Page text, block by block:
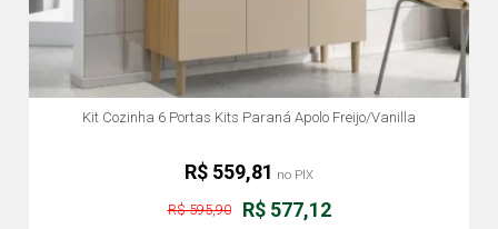
Kit Cozinha 6 Portas Kits Paraná Apolo Freijo/Vanilla
R$ 577,12
R$ 595,90
R$ 559,81 no PIX